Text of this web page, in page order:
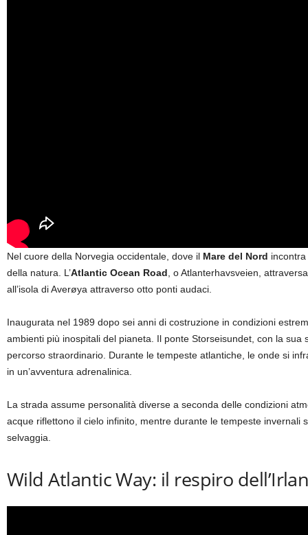
Nel cuore della Norvegia occidentale, dove il Mare del Nord
della natura. L’Atlantic Ocean Road, o Atlanterhavsveien,
all’isola di Averøya attraverso otto ponti audaci.
Inaugurata nel 1989 dopo sei anni di costruzione in condizioni
ambienti più inospitali del pianeta. Il ponte Storseisundet, con la
percorso straordinario. Durante le tempeste atlantiche, le onde si
in un’avventura adrenalinica.
La strada assume personalità diverse a seconda delle condizioni
acque riflettono il cielo infinito, mentre durante le tempeste
selvaggia.
Wild Atlantic Way: il respiro